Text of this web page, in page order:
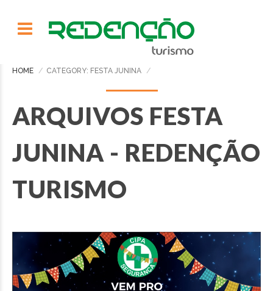
HOME CATEGORY: FESTA JUNINA
ARQUIVOS FESTA
JUNINA - REDENÇÃO
TURISMO